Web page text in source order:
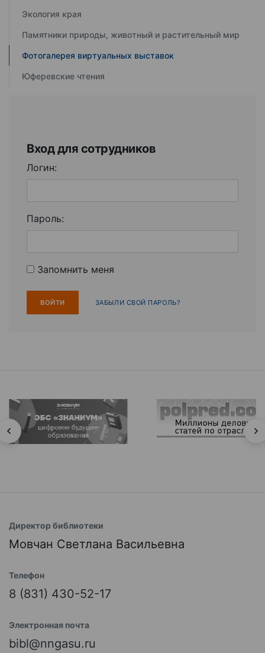
Экология края
Памятники природы, животный и растительный мир
Фотогалерея виртуальных выставок
Юферевские чтения
Вход для сотрудников
Логин:
Пароль:
Запомнить меня
ЗАБЫЛИ СВОЙ ПАРОЛЬ?
Директор библиотеки
Мовчан Светлана Васильевна
Телефон
8 (831) 430-52-17
Электронная почта
bibl@nngasu.ru